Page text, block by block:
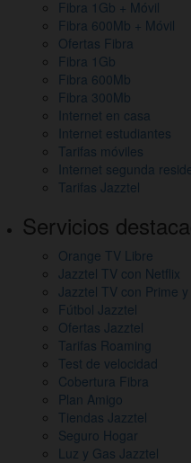
mapa
sitio
otros
enlaces
de
interés
Fibra 1Gb + Móvil
Fibra 600Mb + Móvil
Ofertas Fibra
Fibra 1Gb
Fibra 600Mb
Fibra 300Mb
Internet en casa
Internet estudiantes
Tarifas móviles
Internet segunda
Tarifas Jazztel
Servicios
Orange TV Libre
Jazztel TV con Netflix
Jazztel TV con Prime
Fútbol Jazztel
Ofertas Jazztel
Tarifas Roaming
Test de velocidad
Cobertura Fibra
Plan Amigo
Tiendas Jazztel
Seguro Hogar
Luz y Gas Jazztel